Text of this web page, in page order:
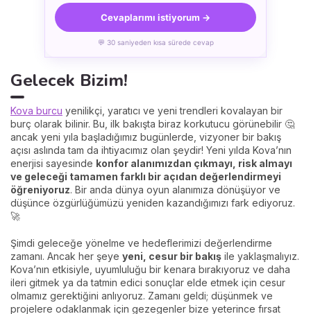
Cevaplarımı istiyorum →
💬 30 saniyeden kısa sürede cevap
Gelecek Bizim!
Kova burcu yenilikçi, yaratıcı ve yeni trendleri kovalayan bir
burç olarak bilinir. Bu, ilk bakışta biraz korkutucu görünebilir 🤔
ancak yeni yıla başladığımız bugünlerde, vizyoner bir bakış
açısı aslında tam da ihtiyacımız olan şeydir! Yeni yılda Kova’nın
enerjisi sayesinde konfor alanımızdan çıkmayı, risk almayı
ve geleceği tamamen farklı bir açıdan değerlendirmeyi
öğreniyoruz. Bir anda dünya oyun alanımıza dönüşüyor ve
düşünce özgürlüğümüzü yeniden kazandığımızı fark ediyoruz.
🚀
Şimdi geleceğe yönelme ve hedeflerimizi değerlendirme
zamanı. Ancak her şeye yeni, cesur bir bakış ile yaklaşmalıyız.
Kova’nın etkisiyle, uyumluluğu bir kenara bırakıyoruz ve daha
ileri gitmek ya da tatmin edici sonuçlar elde etmek için cesur
olmamız gerektiğini anlıyoruz. Zamanı geldi; düşünmek ve
projelere odaklanmak için gezegenler bize yeterince fırsat